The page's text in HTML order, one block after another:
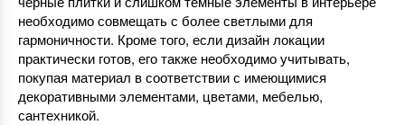
необходимо совмещать с более светлыми для
гармоничности. Кроме того, если дизайн локации
практически готов, его также необходимо учитывать,
покупая материал в соответствии с имеющимися
декоративными элементами, цветами, мебелью,
сантехникой.